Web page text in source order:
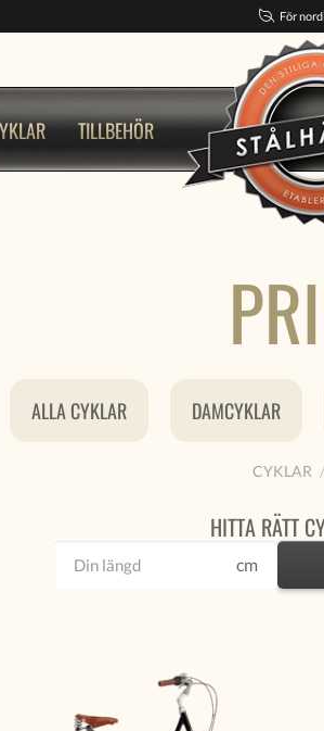
För
TILLBEHÖR
ALLA CYKLAR DAMCYKLAR
CYKLAR
HITTA RÄTT
cm